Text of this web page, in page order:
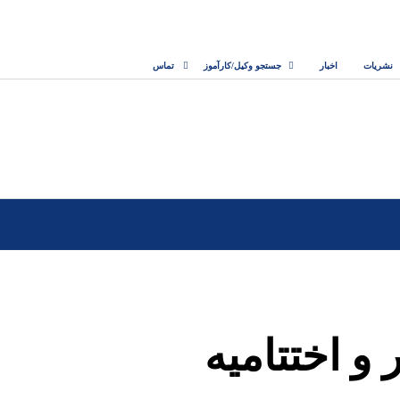
نشریات اخبار جستجو وکیل/کارآموز تماس
و اختتامیه